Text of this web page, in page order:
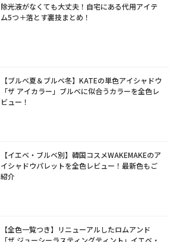
除光液がなくても大丈夫！自宅にある代用アイテ
ム5つ＋落とす裏技まとめ！
【ブルベ夏＆ブルベ冬】KATEの単色アイシャドウ
「ザ アイカラー」ブルベに似合うカラーを全色レ
ビュー！
【イエベ・ブルベ別】韓国コスメWAKEMAKEのア
イシャドウパレットを全色レビュー！最新色もご
紹介
【全色一覧つき】リニューアルしたロムアンド
「ザ ジューシーラスティングティント」イエベ・